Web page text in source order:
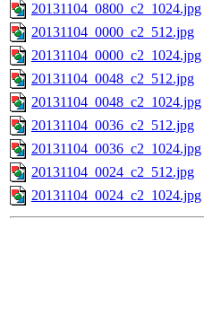
20131104_0800_c2_1024.jpg
20131104_0000_c2_512.jpg
20131104_0000_c2_1024.jpg
20131104_0048_c2_512.jpg
20131104_0048_c2_1024.jpg
20131104_0036_c2_512.jpg
20131104_0036_c2_1024.jpg
20131104_0024_c2_512.jpg
20131104_0024_c2_1024.jpg